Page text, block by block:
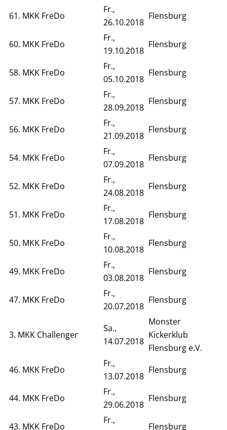
61. MKK FreDo
Fr.,
26.10.2018
Flensburg
60. MKK FreDo
Fr.,
19.10.2018
Flensburg
58. MKK FreDo
Fr.,
05.10.2018
Flensburg
57. MKK FreDo
Fr.,
28.09.2018
Flensburg
56. MKK FreDo
Fr.,
21.09.2018
Flensburg
54. MKK FreDo
Fr.,
07.09.2018
Flensburg
52. MKK FreDo
Fr.,
24.08.2018
Flensburg
51. MKK FreDo
Fr.,
17.08.2018
Flensburg
50. MKK FreDo
Fr.,
10.08.2018
Flensburg
49. MKK FreDo
Fr.,
03.08.2018
Flensburg
47. MKK FreDo
Fr.,
20.07.2018
Flensburg
3. MKK Challenger
Sa.,
14.07.2018
Monster
Kickerklub
Flensburg e.V.
46. MKK FreDo
Fr.,
13.07.2018
Flensburg
44. MKK FreDo
Fr.,
29.06.2018
Flensburg
43. MKK FreDo
Fr.,
Flensburg